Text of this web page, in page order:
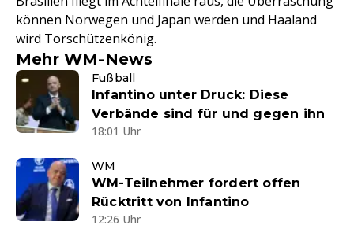
können Norwegen und Japan werden und Haaland
wird Torschützenkönig.
Mehr WM-News
Fußball
Infantino unter Druck: Diese
Verbände sind für und gegen ihn
18:01 Uhr
WM
WM-Teilnehmer fordert offen
Rücktritt von Infantino
12:26 Uhr